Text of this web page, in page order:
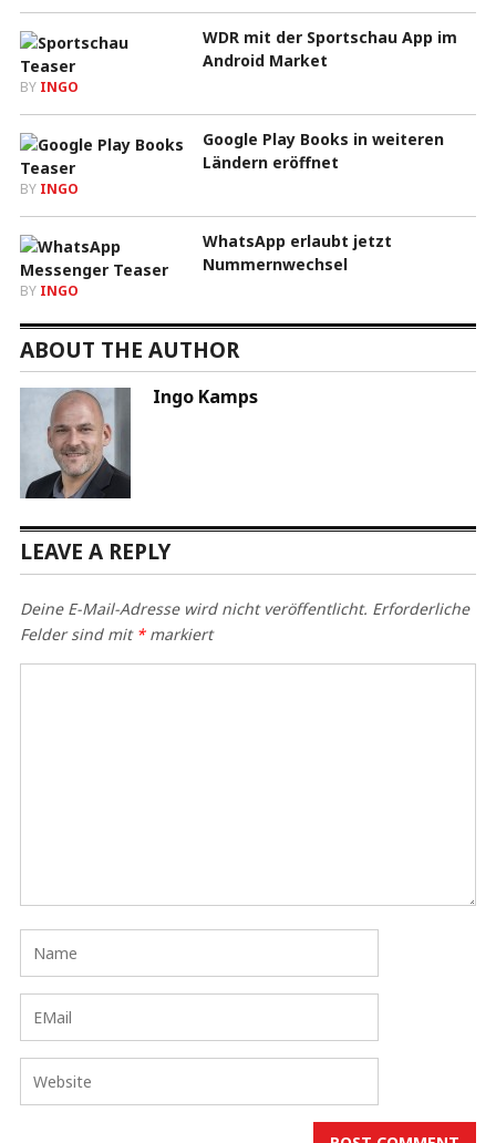
WDR mit der Sportschau App im
Android Market
BY INGO
Google Play Books in weiteren
Ländern eröffnet
BY INGO
WhatsApp erlaubt jetzt
Nummernwechsel
BY INGO
ABOUT THE AUTHOR
Ingo Kamps
LEAVE A REPLY
Deine E-Mail-Adresse wird nicht veröffentlicht. Erforderliche
Felder sind mit *markiert